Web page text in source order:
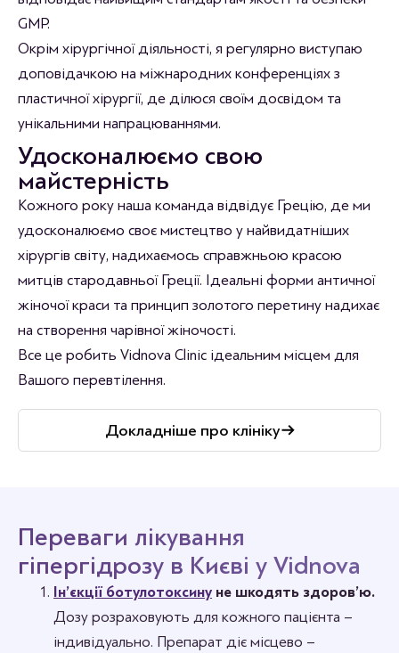
GMP.
Окрім хірургічної діяльності, я регулярно виступаю
доповідачкою на міжнародних конференціях з
пластичної хірургії, де ділюся своїм досвідом та
унікальними напрацюваннями.
Удосконалюємо свою
майстерність
Кожного року наша команда відвідує Грецію, де ми
удосконалюємо своє мистецтво у найвидатніших
хірургів світу, надихаємось справжньою красою
митців стародавньої Греції. Ідеальні форми античної
жіночої краси та принцип золотого перетину надихає
на створення чарівної жіночості.
Все це робить Vidnova Clinic ідеальним місцем для
Вашого перевтілення.
Докладніше про клініку
Переваги лікування
гіпергідрозу в Києві у Vidnova
Ін’єкції ботулотоксину не шкодять здоров’ю.
Дозу розраховують для кожного пацієнта –
індивідуально. Препарат діє місцево –